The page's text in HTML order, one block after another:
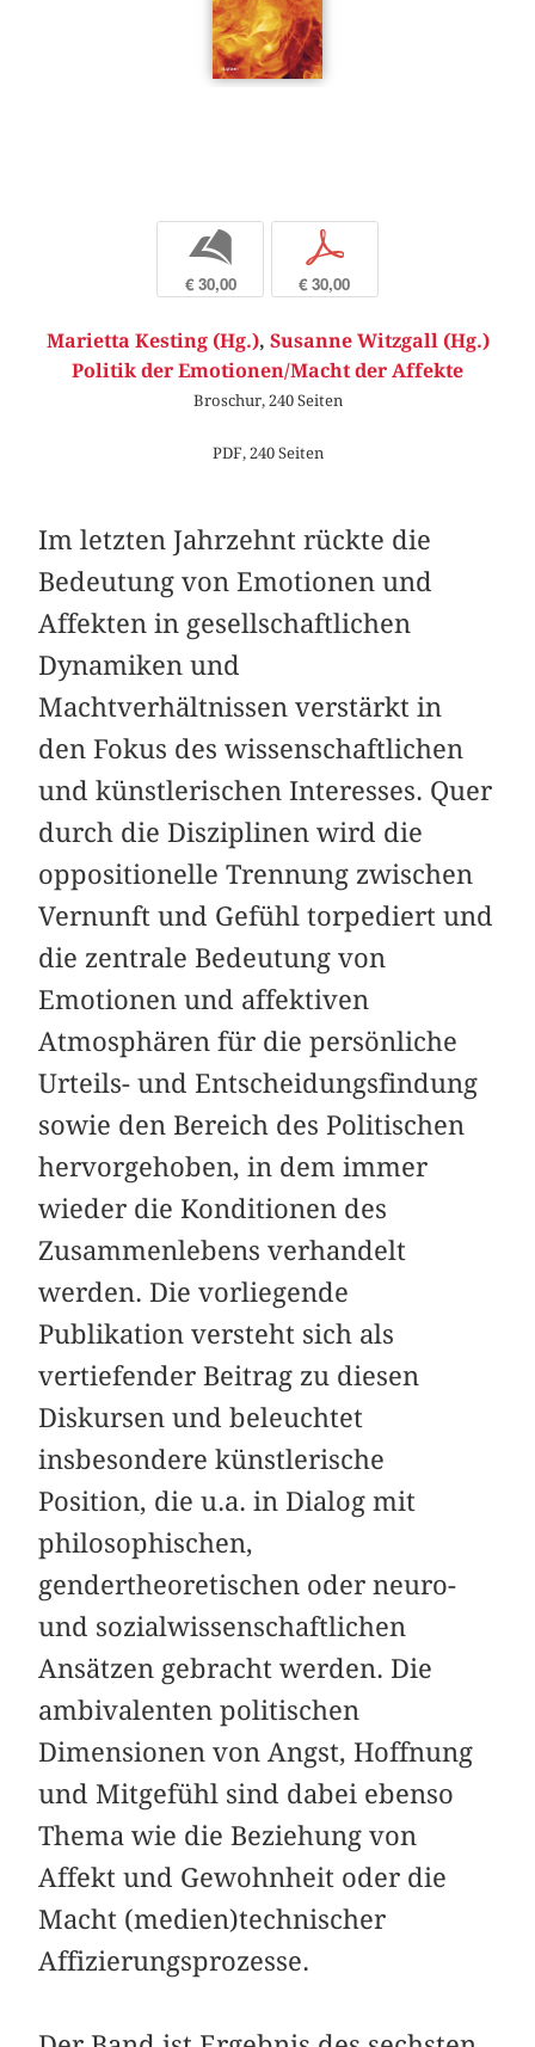
b
€ 30,00
p
€ 30,00
Marietta Kesting (Hg.), Susanne Witzgall (Hg.)
Politik der Emotionen/Macht der Affekte
Broschur, 240 Seiten
PDF, 240 Seiten
Im letzten Jahrzehnt rückte die
Bedeutung von Emotionen und
Affekten in gesellschaftlichen
Dynamiken und
Machtverhältnissen verstärkt in
den Fokus des wissenschaftlichen
und künstlerischen Interesses. Quer
durch die Disziplinen wird die
oppositionelle Trennung zwischen
Vernunft und Gefühl torpediert und
die zentrale Bedeutung von
Emotionen und affektiven
Atmosphären für die persönliche
Urteils- und Entscheidungsfindung
sowie den Bereich des Politischen
hervorgehoben, in dem immer
wieder die Konditionen des
Zusammenlebens verhandelt
werden. Die vorliegende
Publikation versteht sich als
vertiefender Beitrag zu diesen
Diskursen und beleuchtet
insbesondere künstlerische
Position, die u.a. in Dialog mit
philosophischen,
gendertheoretischen oder neuro-
und sozialwissenschaftlichen
Ansätzen gebracht werden. Die
ambivalenten politischen
Dimensionen von Angst, Hoffnung
und Mitgefühl sind dabei ebenso
Thema wie die Beziehung von
Affekt und Gewohnheit oder die
Macht (medien)technischer
Affizierungsprozesse.